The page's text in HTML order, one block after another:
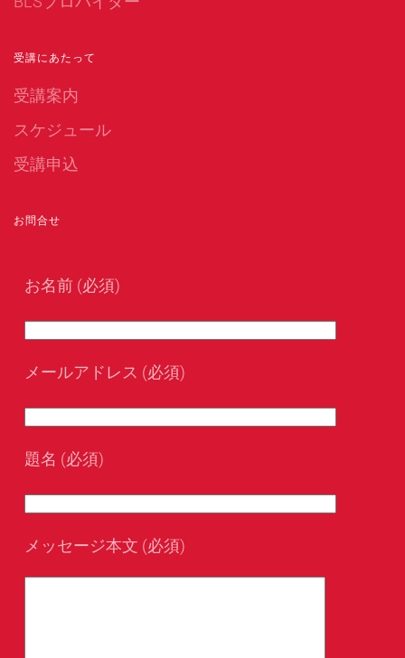
受講にあたって
受講案内
スケジュール
受講申込
お問合せ
お名前 (必須)
メールアドレス (必須)
題名 (必須)
メッセージ本文 (必須)